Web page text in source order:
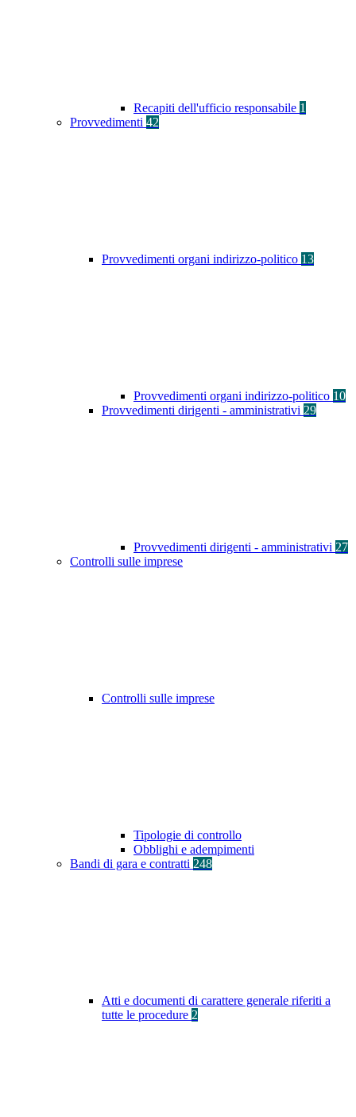
Recapiti dell'ufficio responsabile 1
Provvedimenti 42
Provvedimenti organi indirizzo-politico 13
Provvedimenti organi indirizzo-politico 10
Provvedimenti dirigenti - amministrativi 29
Provvedimenti dirigenti - amministrativi 27
Controlli sulle imprese
Controlli sulle imprese
Tipologie di controllo
Obblighi e adempimenti
Bandi di gara e contratti 248
Atti e documenti di carattere generale riferiti a
tutte le procedure 2